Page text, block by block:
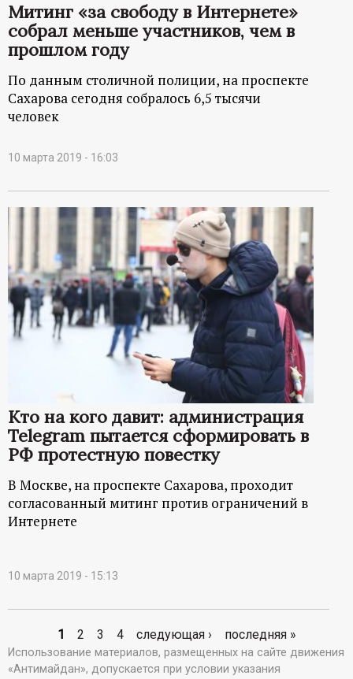
Митинг «за свободу в Интернете»
собрал меньше участников, чем в
прошлом году
По данным столичной полиции, на проспекте
Сахарова сегодня собралось 6,5 тысячи
человек
10 марта 2019 - 16:03
Кто на кого давит: администрация
Telegram пытается сформировать в
РФ протестную повестку
В Москве, на проспекте Сахарова, проходит
согласованный митинг против ограничений в
Интернете
10 марта 2019 - 15:13
С
1 2 3 4 следующая › последняя »
Использование материалов, размещенных на сайте движения
«Антимайдан», допускается при условии указания